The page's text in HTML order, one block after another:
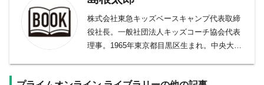
株式会社東急キッズベースキャンプ代表取締
役社長。一般社団法人キッズコーチ協会代表
理事。1965年東京都目黒区生まれ。中央大学